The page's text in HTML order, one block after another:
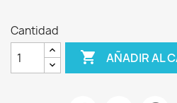
Cantidad
 AÑADIR AL